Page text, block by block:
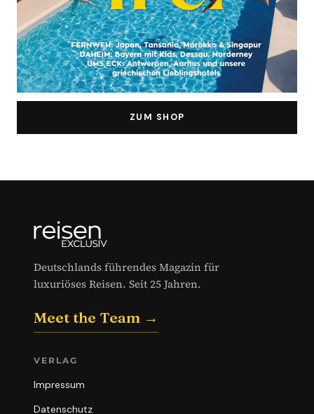
ZUM SHOP
Deutschlands führendes Magazin für
luxuriöses Reisen. Seit 25 Jahren.
Meet the Team →
VERLAG
Impressum
Datenschutz